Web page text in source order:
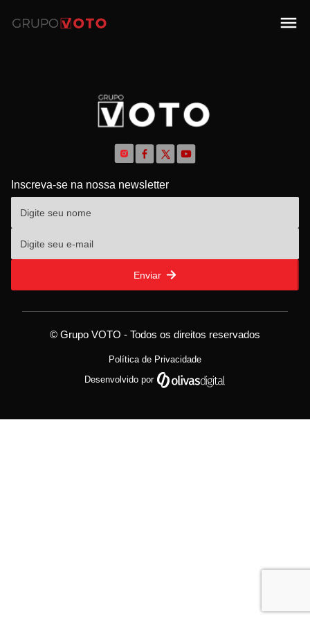
Inscreva-se na nossa newsletter
Enviar
© Grupo VOTO - Todos os direitos reservados
Política de Privacidade
Desenvolvido por